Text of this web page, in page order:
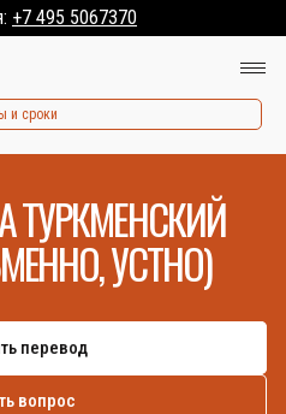
+7 495 5067370
и сроки
ТУРКМЕНСКИЙ
УСТНО)
перевод
вопрос